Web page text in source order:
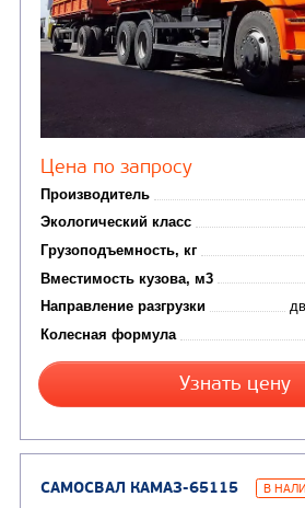
Автотопливозаправщики
CHAMELEON (г. Егорьевск)(8)
(7)
САМОСВАЛ КАМАЗ-45143